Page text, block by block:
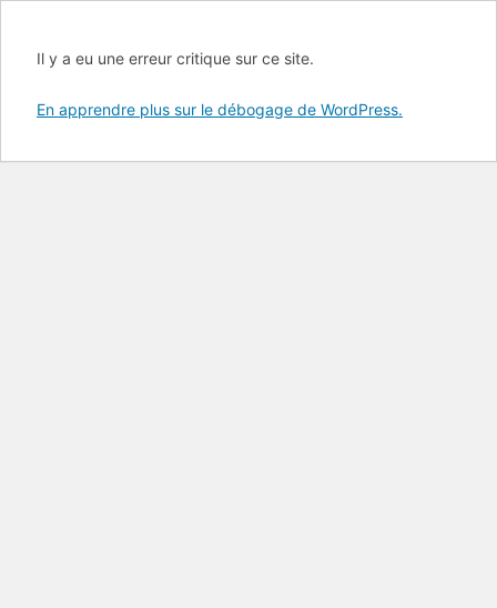
Il y a eu une erreur critique sur ce site.
En apprendre plus sur le débogage de WordPress.